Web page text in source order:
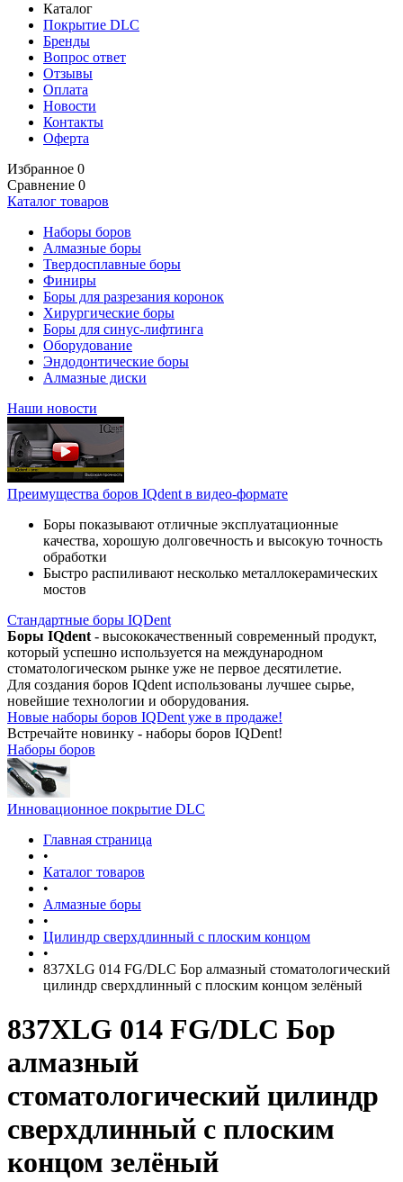
Каталог
Покрытие DLC
Бренды
Вопрос ответ
Отзывы
Оплата
Новости
Контакты
Оферта
Избранное 0
Сравнение 0
Каталог товаров
Наборы боров
Алмазные боры
Твердосплавные боры
Финиры
Боры для разрезания коронок
Хирургические боры
Боры для синус-лифтинга
Оборудование
Эндодонтические боры
Алмазные диски
Наши новости
Преимущества боров IQdent в видео-формате
Боры показывают отличные эксплуатационные
качества, хорошую долговечность и высокую точность
обработки
Быстро распиливают несколько металлокерамических
мостов
Стандартные боры IQDent
Боры IQdent - высококачественный современный продукт,
который успешно используется на международном
стоматологическом рынке уже не первое десятилетие.
Для создания боров IQdent использованы лучшее сырье,
новейшие технологии и оборудования.
Новые наборы боров IQDent уже в продаже!
Встречайте новинку - наборы боров IQDent!
Наборы боров
Инновационное покрытие DLC
Главная страница
•
Каталог товаров
•
Алмазные боры
•
Цилиндр сверхдлинный с плоским концом
•
837XLG 014 FG/DLC Бор алмазный стоматологический
цилиндр сверхдлинный с плоским концом зелёный
837XLG 014 FG/DLC Бор
алмазный
стоматологический цилиндр
сверхдлинный с плоским
концом зелёный